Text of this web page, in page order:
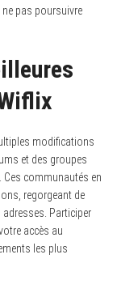
pas poursuivre
modifications
et des groupes
Ces communautés en
regorgeant de
Participer
accès au
les plus